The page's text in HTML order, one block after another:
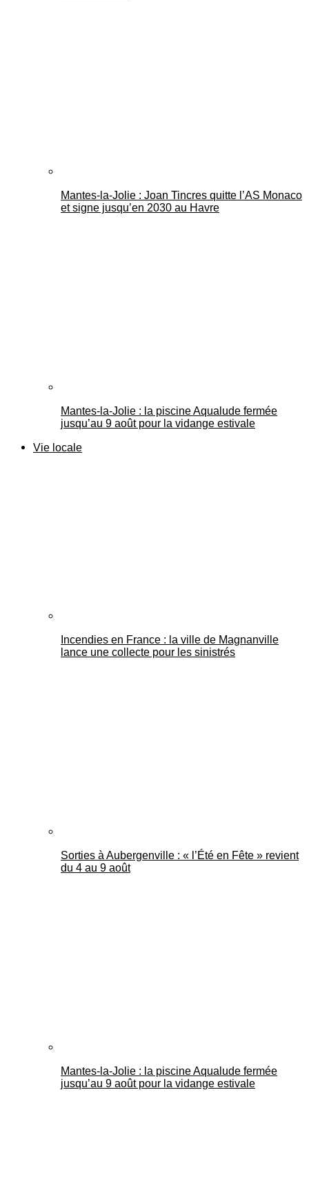
Mantes-la-Jolie : Joan Tincres quitte l’AS Monaco
et signe jusqu’en 2030 au Havre
Mantes-la-Jolie : la piscine Aqualude fermée
jusqu’au 9 août pour la vidange estivale
Vie locale
Incendies en France : la ville de Magnanville
lance une collecte pour les sinistrés
Sorties à Aubergenville : « l’Été en Fête » revient
du 4 au 9 août
Mantes-la-Jolie : la piscine Aqualude fermée
jusqu’au 9 août pour la vidange estivale